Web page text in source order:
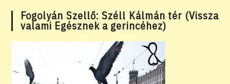
Fogolyán Szellő: Széll Kálmán tér (Vissza
valami Egésznek a gerincéhez)